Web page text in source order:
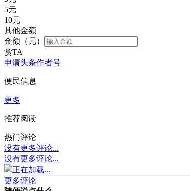
5元
10元
其他金额
金额（元）
赏TA
申请头条作者号
便民信息
更多
推荐阅读
热门评论
没有更多评论...
没有更多评论...
正在加载...
更多评论